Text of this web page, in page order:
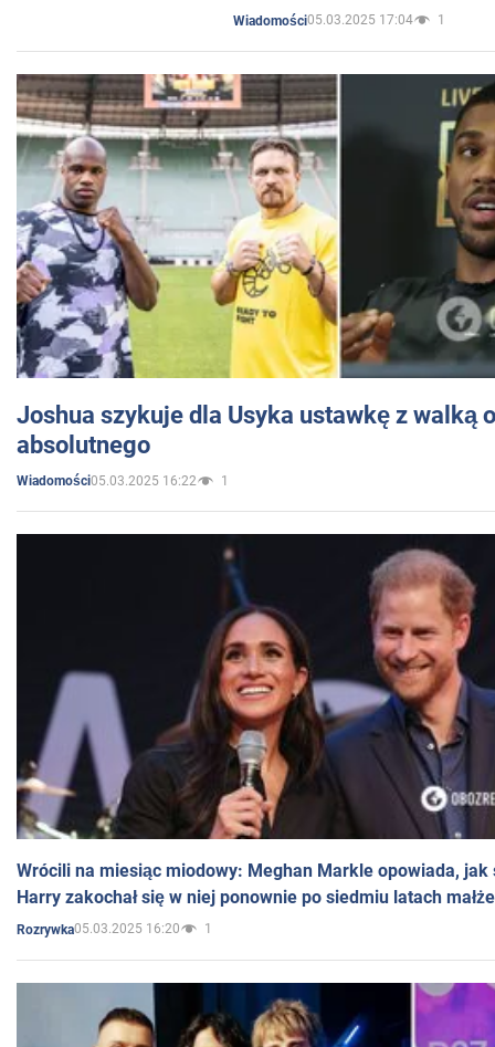
Wiadomości05.03.2025 17:04 1
Joshua szykuje dla Usyka ustawkę z walką
absolutnego
Wiadomości05.03.2025 16:22 1
Wrócili na miesiąc miodowy: Meghan Markle opowiada, jak
Harry zakochał się w niej ponownie po siedmiu latach
Rozrywka05.03.2025 16:20 1